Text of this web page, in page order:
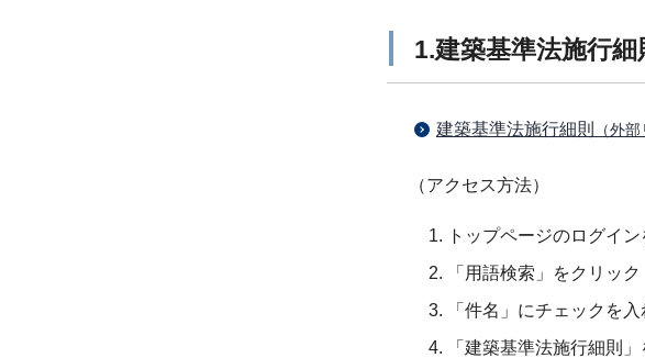
1.建築基準法施行
建築基準法施行細則 （外
（アクセス方法）
トップページのログイ
「用語検索」をクリック
「件名」にチェックを
「建築基準法施行細則